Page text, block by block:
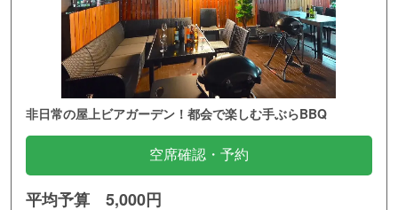
非日常の屋上ビアガーデン！都会で楽しむ手ぶらBBQ
空席確認・予約
平均予算 5,000円